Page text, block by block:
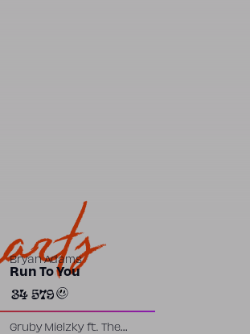
Bryan Adams
Run To You
34 579
Gruby Mielzkyft.
The